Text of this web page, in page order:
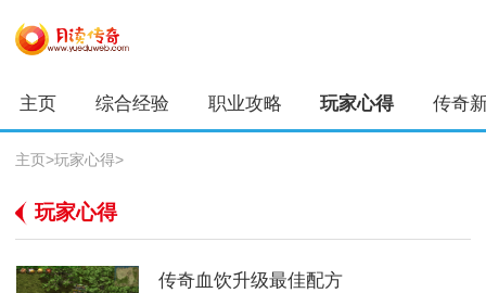
主页 综合经验 职业攻略 玩家心得 传奇
主页>玩家心得>
玩家心得
传奇血饮升级最佳配方